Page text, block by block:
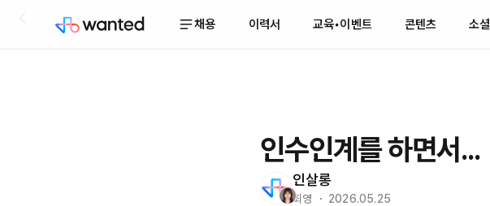
채용 이력서 교육•이벤트 콘텐츠 소셜
인수인계를 하면서...
인살롱
최영 ・ 2026.05.25